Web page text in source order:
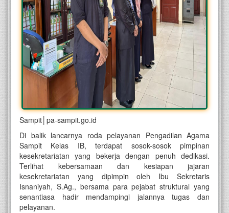
Sampit│pa-sampit.go.id
Di balik lancarnya roda pelayanan Pengadilan Agama
Sampit Kelas IB, terdapat sosok-sosok pimpinan
kesekretariatan yang bekerja dengan penuh dedikasi.
Terlihat kebersamaan dan kesiapan jajaran
kesekretariatan yang dipimpin oleh Ibu Sekretaris
Isnaniyah, S.Ag., bersama para pejabat struktural yang
senantiasa hadir mendampingi jalannya tugas dan
pelayanan.